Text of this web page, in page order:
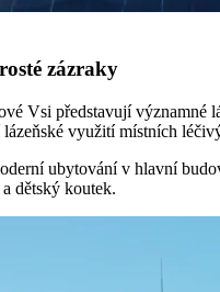
zázraky
Vsi představují významné
využití místních
ubytování v hlavní
dětský koutek.